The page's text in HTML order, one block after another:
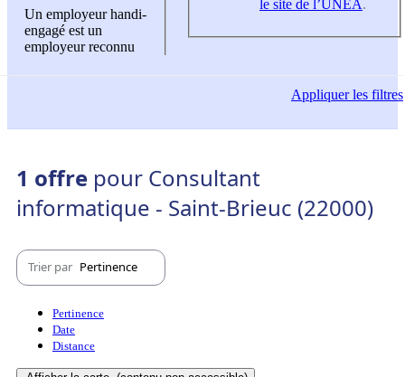
Un employeur handi-
engagé est un
employeur reconnu
le site de l’UNEA.
Appliquerles filtres
1 offre pour Consultant
informatique - Saint-Brieuc (22000)
Trier par Pertinence
Pertinence
Date
Distance